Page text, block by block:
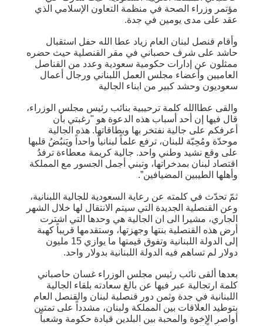
مؤتمر وزراء الصحة في منظمة التعاون الإسلامي الذي
عقد على مدى يومين في جدة.
وأقام قنصل لبنان العام زياد عطا الله حفل استقبال
حاشد على شرف حصباني في مقر القنصلية حيث حضره
ممثلون عن إدارات حكومية سعودية وعدد من القناصل
العاميين وأعضاء مجلس العمل اللبناني ورجال أعمال
سعوديون وحشد كبير من ابناء الجالية
والقى عطاالله كلمة ترحيبية بنائب رئيس مجلس الوزراء،
قال فيها إن أحد أسباب هذه الدعوة هو "رغبتي بأن
أعرفكم على جالية نفتخر بها وبطاقاتها. هذه الجالية
موحدّة ومُحِبّة للبنان، ترفع علماً لبنانياً واحداً ويَنبُضُ قلبها
على وقع نشيد وطني واحد. جالية كريمة معطاءة ترفدُ
اقتصاد لبنان بمدخراتها، وتبني أجمل الجسور مع المملكة
وأهلها الطيبين المضيافين”.
ثمّ تحدّث في كلمته عن رعاية السعودية للجالية اللبنانية،
وعن القنصلية الجديدة التي سيتم الانتقال لها خلال الشهر
الجاري، مشيرا الى ان الجالية هي وحدها التي اشترت
أرض هذه القنصلية بنتها وجهزتها، وستقدمها قريباً كهبة
إلى الدولة اللبنانية وتفوق قيمتها ما يوازي 15 مليون
دولار لم تساهم فيه الدولة اللبنانية بدولار واحد.
بعدها ألقى نائب رئيس مجلس الوزراء غسان حاصباني
كلمة ارتجالية عبر فيها عن بالغ سعادته بلقاء الجالية
اللبنانية في جدة وثمن دور قنصلية لبنان والقنصل العام
بتوطيد العلاقات بين المملكة ولبنان، مشدداً على تمتين
أواصر الإخوة والمحبة بين البلدين قيادة حكومة وشعباً